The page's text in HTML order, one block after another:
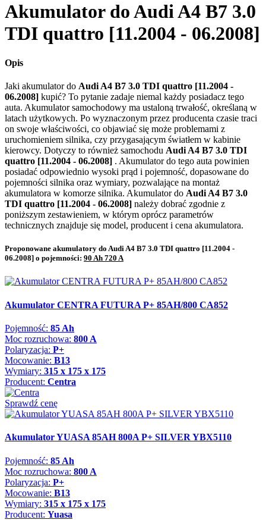
Akumulator doAudi A4 B7 3.0
TDI quattro [11.2004 - 06.2008]
Opis
Jaki akumulator do Audi A4 B7 3.0 TDI quattro [11.2004 -
06.2008] kupić? To pytanie zadaje niemal każdy posiadacz tego
auta. Akumulator samochodowy ma ustaloną trwałość, określaną w
latach użytkowych. Po wyznaczonym przez producenta czasie traci
on swoje właściwości, co objawiać się może problemami z
uruchomieniem silnika, czy przygasającym światłem w kabinie
kierowcy. Dotyczy to również samochodu Audi A4 B7 3.0 TDI
quattro [11.2004 - 06.2008] . Akumulator do tego auta powinien
posiadać odpowiednio wysoki prąd i pojemność, dopasowane do
pojemności silnika oraz wymiary, pozwalające na montaż
akumulatora w komorze silnika. Akumulator do Audi A4 B7 3.0
TDI quattro [11.2004 - 06.2008] należy dobrać zgodnie z
poniższym zestawieniem, w którym oprócz parametrów
technicznych znajduje się model, producent i cena akumulatora.
Proponowane akumulatory do Audi A4 B7 3.0 TDI quattro [11.2004 -
06.2008] o pojemności: 90 Ah 720 A
Akumulator CENTRA FUTURA P+ 85AH/800 CA852
Pojemność: 85 Ah
Moc rozruchowa: 800 A
Polaryzacja: P+
Mocowanie: B13
Wymiary: 315 x 175 x 175
Producent: Centra
Sprawdź cenę
Akumulator YUASA 85AH 800A P+ SILVER YBX5110
Pojemność: 85 Ah
Moc rozruchowa: 800 A
Polaryzacja: P+
Mocowanie: B13
Wymiary: 315 x 175 x 175
Producent: Yuasa